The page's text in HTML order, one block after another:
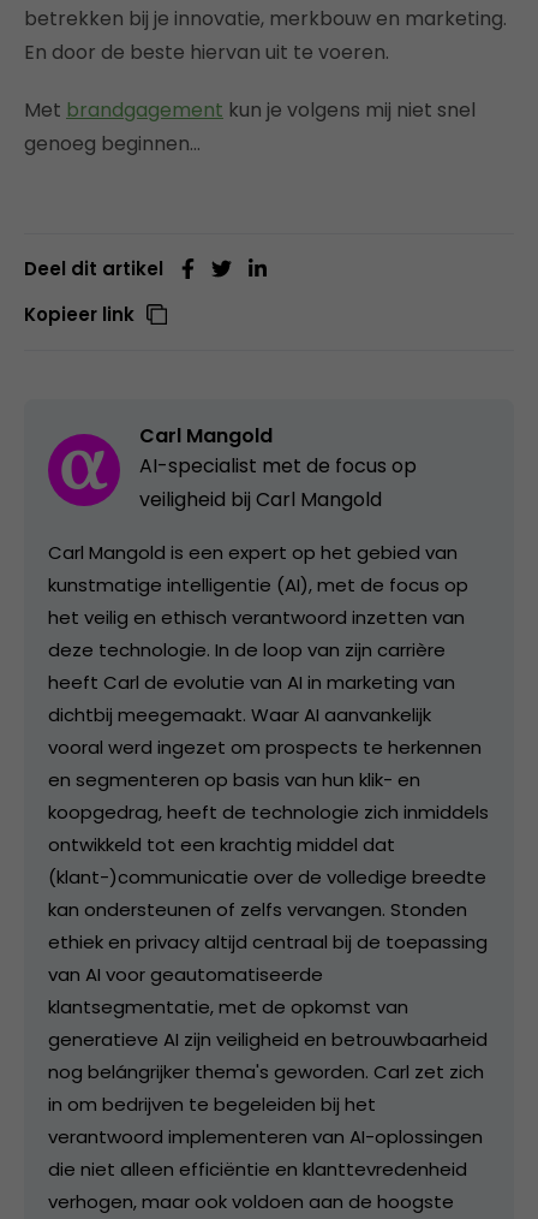
betrekken bij je innovatie, merkbouw en marketing.
En door de beste hiervan uit te voeren.
Met brandgagement kun je volgens mij niet snel
genoeg beginnen…
Deel dit artikel
Kopieer link
Carl Mangold
AI-specialist met de focus op
veiligheid bij Carl Mangold
Carl Mangold is een expert op het gebied van
kunstmatige intelligentie (AI), met de focus op
het veilig en ethisch verantwoord inzetten van
deze technologie. In de loop van zijn carrière
heeft Carl de evolutie van AI in marketing van
dichtbij meegemaakt. Waar AI aanvankelijk
vooral werd ingezet om prospects te herkennen
en segmenteren op basis van hun klik- en
koopgedrag, heeft de technologie zich inmiddels
ontwikkeld tot een krachtig middel dat
(klant-)communicatie over de volledige breedte
kan ondersteunen of zelfs vervangen. Stonden
ethiek en privacy altijd centraal bij de toepassing
van AI voor geautomatiseerde
klantsegmentatie, met de opkomst van
generatieve AI zijn veiligheid en betrouwbaarheid
nog belángrijker thema's geworden. Carl zet zich
in om bedrijven te begeleiden bij het
verantwoord implementeren van AI-oplossingen
die niet alleen efficiëntie en klanttevredenheid
verhogen, maar ook voldoen aan de hoogste